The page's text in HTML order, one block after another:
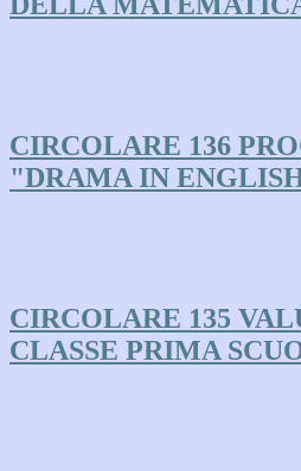
CIRCOLARE 136
"DRAMA IN
CIRCOLARE 135
CLASSE PRIMA